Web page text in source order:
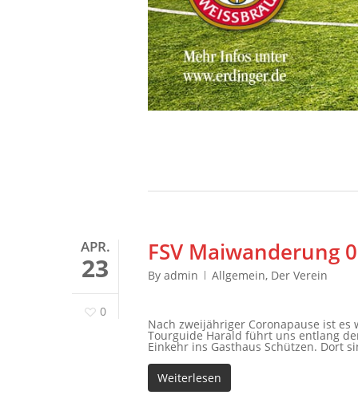
APR.
23
0
FSV Maiwanderung
By admin Allgemein, Der Verein
Nach zweijähriger Coronapause ist
Tourguide Harald führt uns entlang
Einkehr ins Gasthaus Schützen. Dort
Weiterlesen